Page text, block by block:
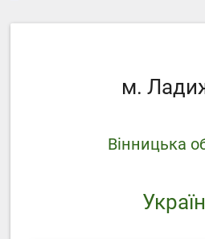
м.
Вінницька